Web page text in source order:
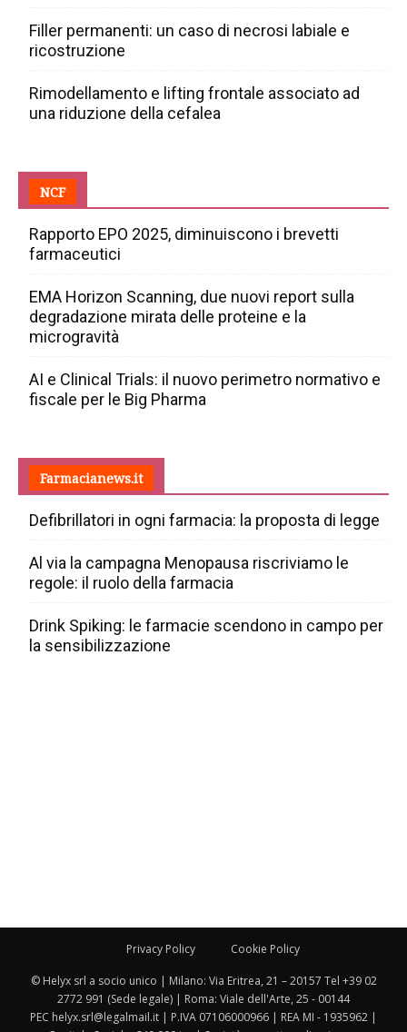
Filler permanenti: un caso di necrosi labiale e
ricostruzione
Rimodellamento e lifting frontale associato ad
una riduzione della cefalea
NCF
Rapporto EPO 2025, diminuiscono i brevetti
farmaceutici
EMA Horizon Scanning, due nuovi report sulla
degradazione mirata delle proteine e la
microgravità
AI e Clinical Trials: il nuovo perimetro normativo e
fiscale per le Big Pharma
Farmacianews.it
Defibrillatori in ogni farmacia: la proposta di legge
Al via la campagna Menopausa riscriviamo le
regole: il ruolo della farmacia
Drink Spiking: le farmacie scendono in campo per
la sensibilizzazione
Privacy Policy Cookie Policy
© Helyx srl a socio unico | Milano: Via Eritrea, 21 – 20157 Tel +39 02
2772 991 (Sede legale) | Roma: Viale dell'Arte, 25 - 00144
PEC helyx.srl@legalmail.it | P.IVA 07106000966 | REA MI - 1935962 |